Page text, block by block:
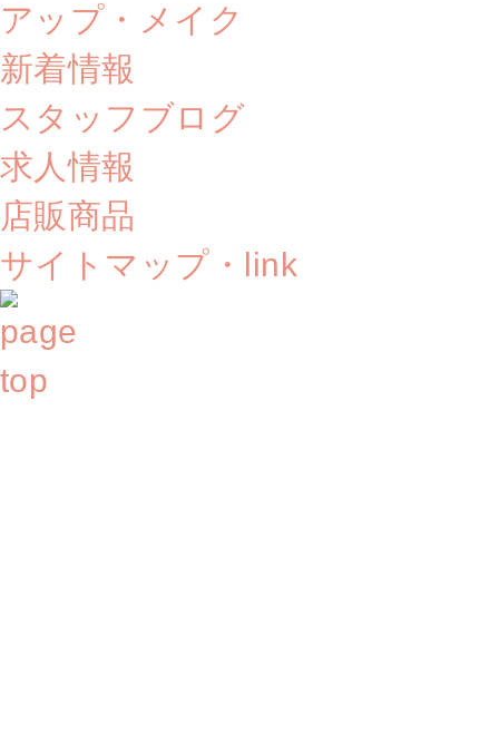
アップ・メイク
新着情報
スタッフブログ
求人情報
店販商品
サイトマップ・link